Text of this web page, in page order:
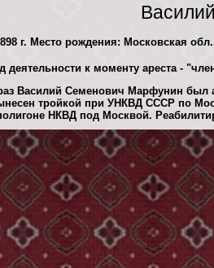
г. Место рождения: Московская
деятельности к моменту ареста -
Василий Семенович Марфунин был
тройкой при УНКВД СССР по
НКВД под Москвой.